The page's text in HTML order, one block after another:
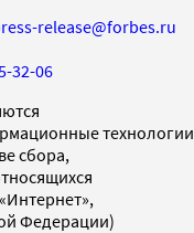
release@forbes.ru
32-06
технологии
сбора,
Федерации)